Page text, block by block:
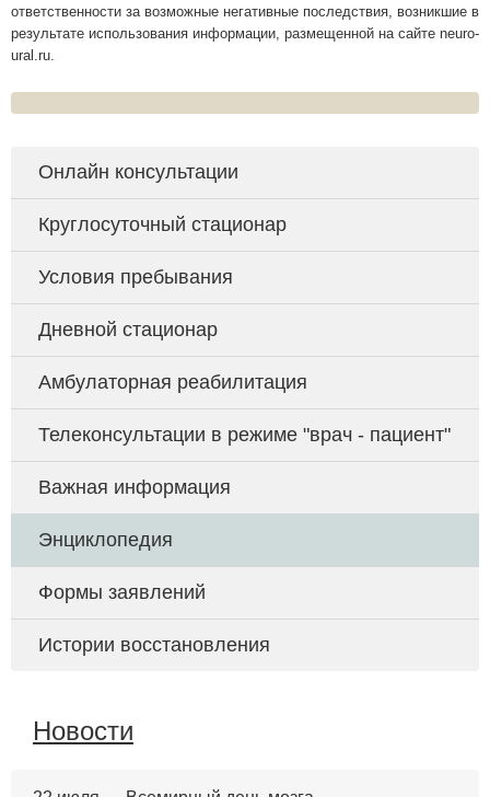
ответственности за возможные негативные последствия, возникшие в
результате использования информации, размещенной на сайте neuro-
ural.ru.
Онлайн консультации
Круглосуточный стационар
Условия пребывания
Дневной стационар
Амбулаторная реабилитация
Телеконсультации в режиме "врач - пациент"
Важная информация
Энциклопедия
Формы заявлений
Истории восстановления
Новости